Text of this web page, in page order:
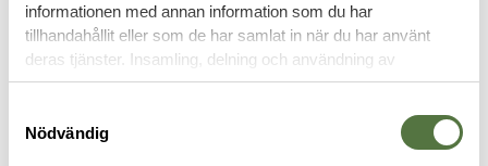
informationen med annan information som du har
tillhandahållit eller som de har samlat in när du har använt
deras tjänster. Insamling, delning och användning av
personuppgifter kan användas för personalisering av
Nödvändig